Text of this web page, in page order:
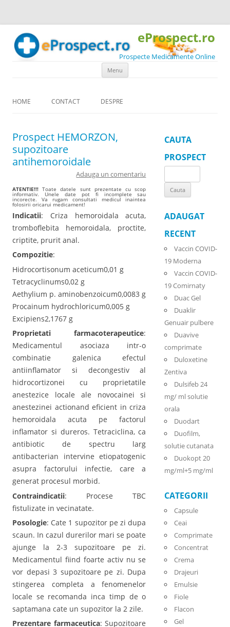
eProspect.ro
Prospecte Medicamente Online
Menu
HOME CONTACT DESPRE
Prospect HEMORZON,
supozitoare
antihemoroidale
Adauga un comentariu
ATENTIE!!! Toate datele sunt prezentate cu scop
informativ. Unele date pot fi incomplete sau
incorecte. Va rugam consultati medicul inaintea
folosirii oricarui medicament!
Indicatii: Criza hemoroidala acuta,
tromboflebita hemoroidala, proctite,
criptite, prurit anal.
Compozitie:
Hidrocortisonum aceticum0,01 g
Tetracyclinums0,02 g
Aethylium p. aminobenzoicum0,0083 g
Procainum hydrochloricum0,005 g
Excipiens2,1767 g
Proprietati farmacoterapeutice:
Medicamentul asociaza intr-o
combinatie galenica efectul
antiinflamator si decongestiv al
hidrocortizonei cu proprietatile
anestezice locale ale novocainei si
anestezinei actionand eficient in criza
hemoroidala acuta pe factorul
inflamator si dureros. Tetraciclina, ca
antibiotic de spectru larg
antibacterian intervine etiopatogenic
asupra factorului infectie, care a
generat procesul morbid.
Contraindicatii: Procese TBC
fistulizate in vecinatate.
Posologie: Cate 1 supozitor pe zi dupa
scaun. In cazul durerilor mari se poate
ajunge la 2-3 supozitoare pe zi.
Medicamentul fiind foarte activ nu se
vor depasi 3 supozitoare pe zi. Dupa
stingerea completa a fenomenelor
locale se recomanda inca timp de o
saptamana cate un supozitor la 2 zile.
Prezentare farmaceutica: Supozitoare
CAUTA
PROSPECT
for:
ADAUGAT
RECENT
Vaccin COVID-
19 Moderna
Vaccin COVID-
19 Comirnaty
Duac Gel
Duaklir
Genuair pulbere
Duavive
comprimate
Duloxetine
Zentiva
Dulsifeb 24
mg/ ml solutie
orala
Duodart
Duofilm,
solutie cutanata
Duokopt 20
mg/ml+5 mg/ml
CATEGORII
Capsule
Ceai
Comprimate
Concentrat
Crema
Drajeuri
Emulsie
Fiole
Flacon
Gel